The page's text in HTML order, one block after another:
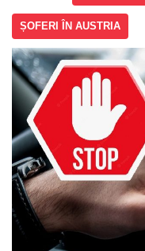
ȘOFERI ÎN AUSTRIA